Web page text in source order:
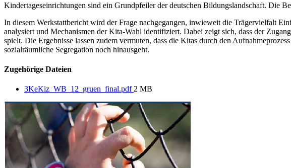
Kindertageseinrichtungen sind ein Grundpfeiler der deutschen Bildungslandschaft. Die
In diesem Werkstattbericht wird der Frage nachgegangen, inwieweit die Trägervielfalt
analysiert und Mechanismen der Kita-Wahl identifiziert. Dabei zeigt sich, dass der
spielt. Die Ergebnisse lassen zudem vermuten, dass die Kitas durch den
sozialräumliche Segregation noch hinausgeht.
Zugehörige Dateien
3KeKiz_WB_12_gruen_final.pdf2 MB